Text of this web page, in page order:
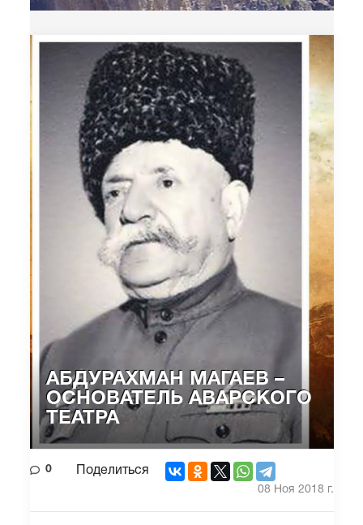
АБДУРАХМАН МАГАЕВ –
ОСНОВАТЕЛЬ АВАРСКОГО
ТЕАТРА
0 Поделиться
08 Ноя 2018 г.